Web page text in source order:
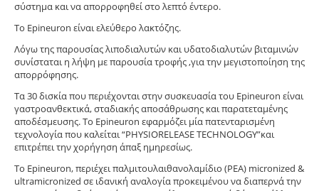
σύστημα και να απορροφηθεί στο λεπτό έντερο.
Το Epineuron είναι ελεύθερο λακτόζης.
Λόγω της παρουσίας λιποδιαλυτών και υδατοδιαλυτών βιταμινών
συνίσταται η λήψη με παρουσία τροφής ,για την μεγιστοποίηση της
απορρόφησης.
Τα 30 δισκία που περιέχονται στην συσκευασία του Epineuron είναι
γαστροανθεκτικά, σταδιακής αποσάθρωσης και παρατεταμένης
αποδέσμευσης. Το Epineuron εφαρμόζει μία πατενταρισμένη
τεχνολογία που καλείται “PHYSIORELEASE TECHNOLOGY”και
επιτρέπει την χορήγηση άπαξ ημηρεσίως.
Το Epineuron, περιέχει παλμιτουλαιθανολαμίδιο (PEA) micronized &
ultramicronized σε ιδανική αναλογία προκειμένου να διαπερνά την